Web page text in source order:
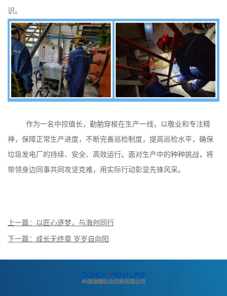
识。
作为一名中控值长，勤勉穿梭在生产一线，以敬业和专注精
神，保障正常生产进度，不断完善巡检制度，提高巡检水平，确保
垃圾发电厂的持续、安全、高效运行。面对生产中的种种挑战，将
带领身边同事共同攻坚克难，用实际行动彰显先锋风采。
上一篇：以匠心逐梦，与海创同行
下一篇：成长无终章 岁岁自向阳